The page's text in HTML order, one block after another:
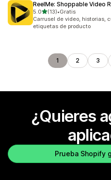
ReelMe: Shoppable Video
5.0de 5 estrellas
(13)
13 reseñas en total
•Gratis
Carrusel de video, historias,
etiquetas de producto
1 2 3
¿Quieres
Prueba Shopify